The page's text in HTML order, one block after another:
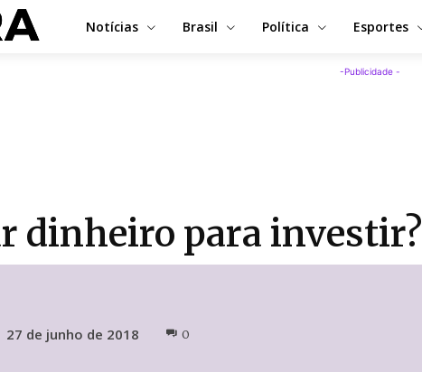
Notícias Brasil Política Esportes
-Publicidade -
dinheiro para investir?
27 de junho de 2018 0